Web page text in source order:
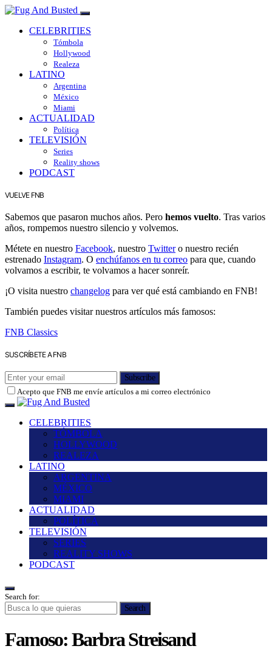
CELEBRITIES
Tómbola
Hollywood
Realeza
LATINO
Argentina
México
Miami
ACTUALIDAD
Política
TELEVISIÓN
Series
Reality shows
PODCAST
VUELVE FNB
Sabemos que pasaron muchos años. Pero hemos vuelto. Tras varios
años, rompemos nuestro silencio y volvemos.
Métete en nuestro Facebook, nuestro Twittero nuestro recién
estrenado Instagram. O enchúfanos en tu correo para que, cuando
volvamos a escribir, te volvamos a hacer sonreír.
¡O visita nuestro changelog para ver qué está cambiando en FNB!
También puedes visitar nuestros artículos más famosos:
FNB Classics
SUSCRÍBETE A FNB
Subscribe
Acepto que FNB me envíe artículos a mi correo electrónico
CELEBRITIES
TÓMBOLA
HOLLYWOOD
REALEZA
LATINO
ARGENTINA
MÉXICO
MIAMI
ACTUALIDAD
POLÍTICA
TELEVISIÓN
SERIES
REALITY SHOWS
PODCAST
Search for:
Search
Famoso:Barbra Streisand